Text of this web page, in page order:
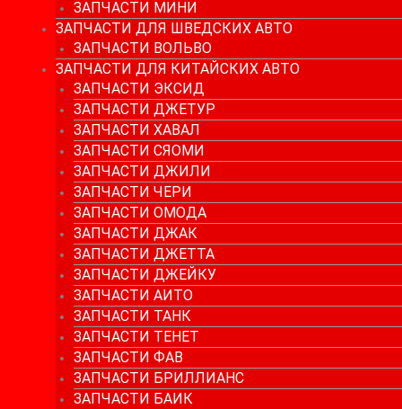
ЗАПЧАСТИ МИНИ
ЗАПЧАСТИ ДЛЯ ШВЕДСКИХ АВТО
ЗАПЧАСТИ ВОЛЬВО
ЗАПЧАСТИ ДЛЯ КИТАЙСКИХ АВТО
ЗАПЧАСТИ ЭКСИД
ЗАПЧАСТИ ДЖЕТУР
ЗАПЧАСТИ ХАВАЛ
ЗАПЧАСТИ СЯОМИ
ЗАПЧАСТИ ДЖИЛИ
ЗАПЧАСТИ ЧЕРИ
ЗАПЧАСТИ ОМОДА
ЗАПЧАСТИ ДЖАК
ЗАПЧАСТИ ДЖЕТТА
ЗАПЧАСТИ ДЖЕЙКУ
ЗАПЧАСТИ АИТО
ЗАПЧАСТИ ТАНК
ЗАПЧАСТИ ТЕНЕТ
ЗАПЧАСТИ ФАВ
ЗАПЧАСТИ БРИЛЛИАНС
ЗАПЧАСТИ БАИК